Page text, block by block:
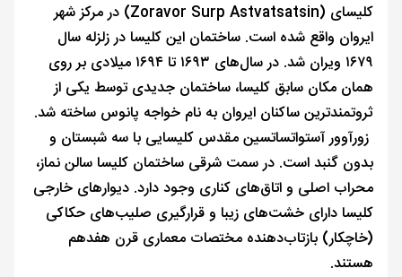
کلیسای (Zoravor Surp Astvatsatsin) در مرکز شهر
ایروان واقع شده است. ساختمان این کلیسا در زلزله سال
۱۶۷۹ ویران شد. در سال‌های ۱۶۹۳ تا ۱۶۹۴ میلادی بر روی
همان مکان سابق کلیسا، ساختمان جدیدی توسط یکی از
ثروتمندترین ساکنان ایروان به نام خواجه پانوس ساخته شد.
زورآوور آستواتساتسین مقدس کلیسایی با سه شبستان و
بدون گنبد است. در سمت شرقی ساختمان کلیسا سالن نماز،
محراب اصلی و اتاق‌های کناری وجود دارد. دیوارهای خارجی
کلیسا دارای خشت‌های زیبا و قرارگیری صلیب‌های حکاکی
(خاچکار) بازتاب‌دهنده‌ مختصات معماری قرن هفدهم
هستند.